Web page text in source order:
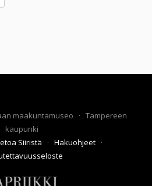
maakuntamuseo · Tampereen
kaupunki
Siiristä · Hakuohjeet ·